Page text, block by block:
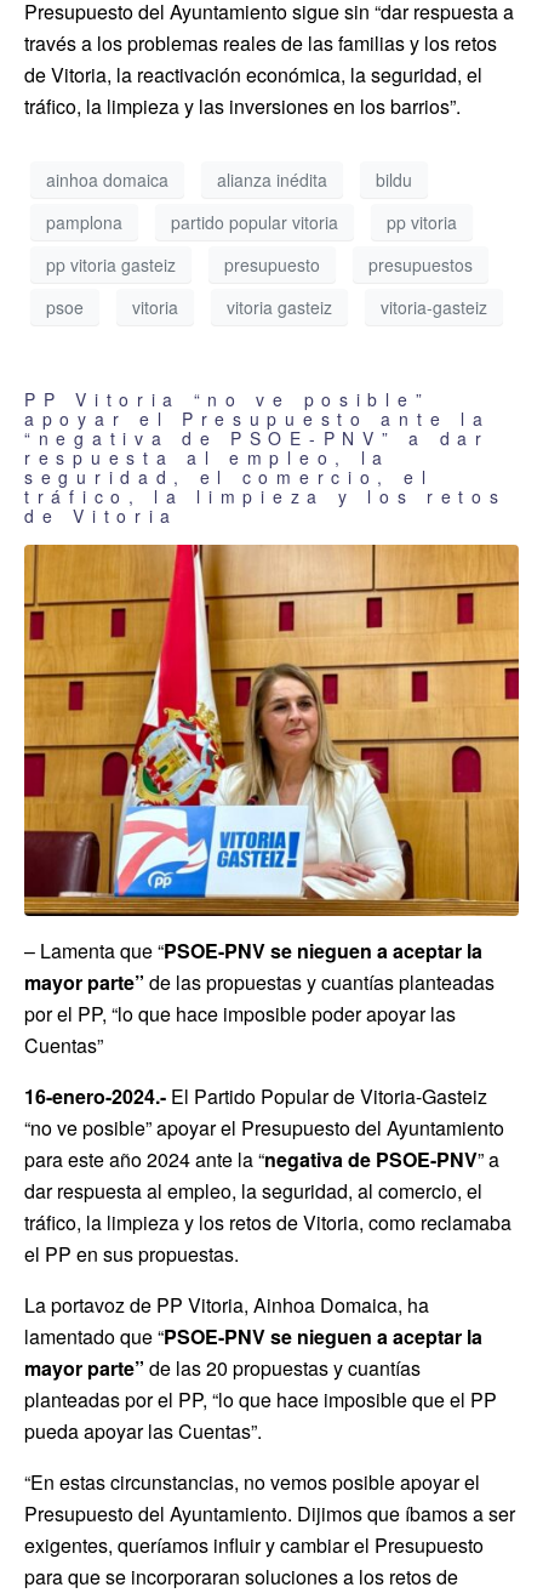
Presupuesto del Ayuntamiento sigue sin “dar respuesta a
través a los problemas reales de las familias y los retos
de Vitoria, la reactivación económica, la seguridad, el
tráfico, la limpieza y las inversiones en los barrios”.
ainhoa domaica alianza inédita
bildu
pamplona
partido popular vitoria
pp vitoria
pp vitoria gasteiz
presupuesto
presupuestos
psoe
vitoria vitoria gasteiz vitoria-gasteiz
PP Vitoria “no ve posible”
apoyar el Presupuesto ante la
“negativa de PSOE-PNV” a dar
respuesta al empleo, la
seguridad, el comercio, el
tráfico, la limpieza y los retos
de Vitoria
– Lamenta que “PSOE-PNV se nieguen a aceptar la
mayor parte” de las propuestas y cuantías planteadas
por el PP, “lo que hace imposible poder apoyar las
Cuentas”
16-enero-2024.- El Partido Popular de Vitoria-Gasteiz
“no ve posible” apoyar el Presupuesto del Ayuntamiento
para este año 2024 ante la “negativa de PSOE-PNV” a
dar respuesta al empleo, la seguridad, al comercio, el
tráfico, la limpieza y los retos de Vitoria, como reclamaba
el PP en sus propuestas.
La portavoz de PP Vitoria, Ainhoa Domaica, ha
lamentado que “PSOE-PNV se nieguen a aceptar la
mayor parte” de las 20 propuestas y cuantías
planteadas por el PP, “lo que hace imposible que el PP
pueda apoyar las Cuentas”.
“En estas circunstancias, no vemos posible apoyar el
Presupuesto del Ayuntamiento. Dijimos que íbamos a ser
exigentes, queríamos influir y cambiar el Presupuesto
para que se incorporaran soluciones a los retos de